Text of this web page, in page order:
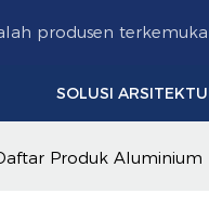
produsen
SOLUSI
Produk Aluminium